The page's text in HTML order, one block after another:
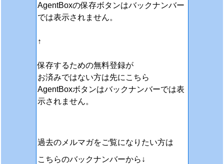
AgentBoxの保存ボタンはバックナンバー
では表示されません。
↑
保存するための無料登録が
お済みではない方は先にこちら
AgentBoxボタンはバックナンバーでは表
示されません。
過去のメルマガをご覧になりたい方は
こちらのバックナンバーから↓